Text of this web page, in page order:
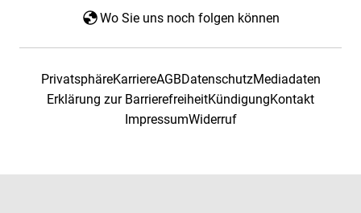
Wo Sie uns noch folgen können
PrivatsphäreKarriereAGBDatenschutzMediadaten
Erklärung zur BarrierefreiheitKündigungKontakt
ImpressumWiderruf